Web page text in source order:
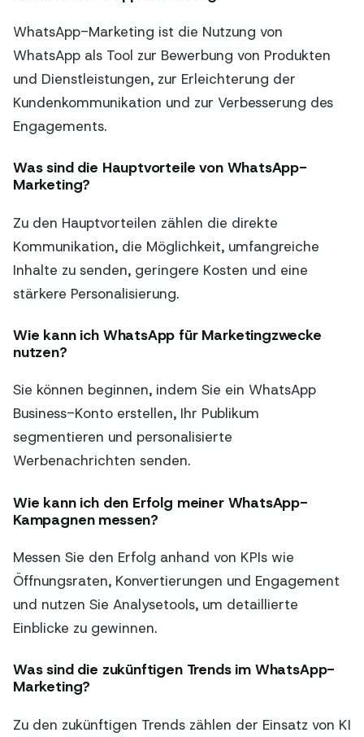
WhatsApp-Marketing ist die Nutzung von
WhatsApp als Tool zur Bewerbung von Produkten
und Dienstleistungen, zur Erleichterung der
Kundenkommunikation und zur Verbesserung des
Engagements.
Was sind die Hauptvorteile von WhatsApp-
Marketing?
Zu den Hauptvorteilen zählen die direkte
Kommunikation, die Möglichkeit, umfangreiche
Inhalte zu senden, geringere Kosten und eine
stärkere Personalisierung.
Wie kann ich WhatsApp für Marketingzwecke
nutzen?
Sie können beginnen, indem Sie ein WhatsApp
Business-Konto erstellen, Ihr Publikum
segmentieren und personalisierte
Werbenachrichten senden.
Wie kann ich den Erfolg meiner WhatsApp-
Kampagnen messen?
Messen Sie den Erfolg anhand von KPIs wie
Öffnungsraten, Konvertierungen und Engagement
und nutzen Sie Analysetools, um detaillierte
Einblicke zu gewinnen.
Was sind die zukünftigen Trends im WhatsApp-
Marketing?
Zu den zukünftigen Trends zählen der Einsatz von KI